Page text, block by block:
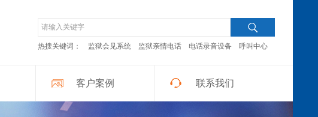
热搜关键词： 监狱会见系统 监狱亲情电话 电话录音设备 呼叫中心
客户案例 联系我们